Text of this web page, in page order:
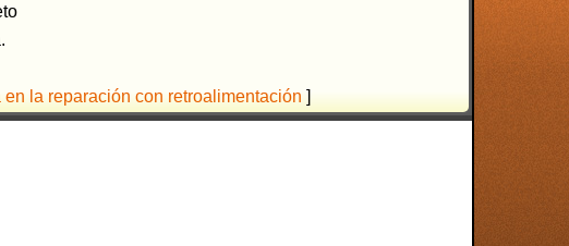
en la reparación con retroalimentación ]